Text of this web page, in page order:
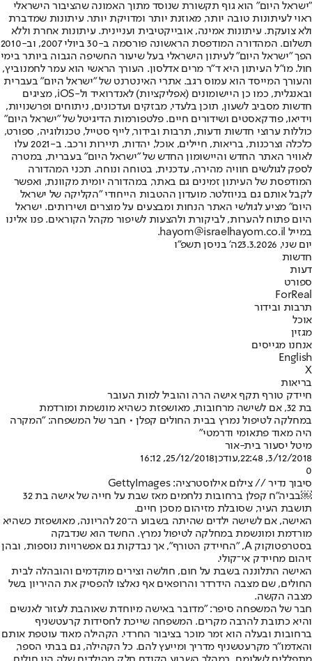
"ישראל היום" הוא גוף תקשורת שנוסד מתוך האמונה שהציבור הישראלי
ראוי לעיתונות טובה יותר, מאוזנת יותר ומדויקת יותר. עיתונות שמדברת
ולא צועקת. עיתונות אמינה, אובייקטיבית ועניינית. עיתונות אחרת וללא
תשלום. המהדורה המודפסת הראשונה פורסמה ב-30 ביולי 2007, וב-2010
הפך "ישראל היום" לעיתון הישראלי בעל שיעור החשיפה הגבוה ביותר בימי
חול. מו"ל העיתון היא ד"ר מרים אדלסון. העורך הראשי הוא עמר לחמנוביץ,
והעורך המייסד הוא עמוס רגב. אתרי האינטרנט של "ישראל היום" בעברית
ובאנגלית, כמו כן היישומונים (אפליקציות) לאנדרואיד ול-iOS, מציגים
חדשות מסביב לשעון, תוכן בלעדי, מבזקים ועדכונים, ניתוחים ופרשנויות,
וידיאו, פודקאסטים ושידורים חיים. פלטפורמות הדיגיטל של "ישראל היום"
כוללות ערוצי חדשות ודעות, תרבות ובידור, לייף סטייל, טכנולוגיה, ספורט,
כלכלה וצרכנות, בריאות, חיילים, אוכל, יהדות, תיירות ורכב. ב-2021 עלו
לאוויר האתר החדש והיישומון החדש של "ישראל היום" בעברית, במטרה
לספק לגולשים חוויה מהירה, עדכנית, בטוחה ונוחה. תכני המהדורה
המודפסת של העיתון זמינים גם באתר, במהדורה יומית מקוונת, ואפשר
לקבל אותם גם בניוזלטר. מועדון ההטבות הייחודי "הקליקה של ישראל
היום" מציע לגולשי האתר הנחות ומבצעים על מוצרים ושירותים. ישראל
היום פתוח להערות, לביקורת ולהצעות לשיפור מקהל הקוראים. פנו אלינו
במייל hayom@israelhayom.co.il.
יום שני, 23.3.2026
ה' בניסן תשפ"ו
חדשות
דעות
ספורט
ForReal
תרבות ובידור
אוכל
מגזין
אנחנו מגייסים
English
X
בריאות
חיידק טורף תקף אישה הרה והוביל למות העובר
בת 32, אם לשישה מרחובות, מאושפזת כשהיא מונשמת ומורדמת
במחלקה לטיפול נמרץ בבית החולים קפלן • חבר של המשפחה: "המקרה
היה מאוד פתאומי ודרמטי"
מיטל יסעור בית-אור
3/12/2018, 22:48
,עודכן25/12/2018, 16:12
0
סיבוך נדיר // צילום אילוסטרציה: GettyImages
￼בביה"ח קפלן ברחובות נלחמים מאז שבת על חייה של אישה בת 32
תושבת העיר, שסובלת מזיהום מסכן חיים.
האישה, אם לשישה ילדים שהיתה בשבוע ה־20 להריונה, מאושפזת כשהיא
מורדמת ומונשמת במחלקה לטיפול נמרץ. החשד הוא שנדבקה
בסטרפטוקוק A, "החיידק הטורף", אך נבדקות גם אפשרויות נוספות, ובהן
זיהום מחיידק אי־קולי.
האישה התלוננה בשבת על חום, חולשה וצירים מוקדמים והובהלה לבית
החולים, שם מצבה הידרדר והרופאים אף נאלצו להפסיק את ההיריון בשל
מצבה הקשה.
חבר של המשפחה סיפר: "מדובר באישה מיוחדת שאוהבת לעזור לאנשים
והיא כתובת להרבה מקרים. המשפחה שייכת לחסידות קרעטשניף
ברחובות ובעלה הוא זמר מוכר בציבור החרדי. הקהילה מאוד עוטפת אותם
והאדמו"ר מקרעטשניף מדריך ומייעץ להם. כל הקהילה, גם בבתי הספר,